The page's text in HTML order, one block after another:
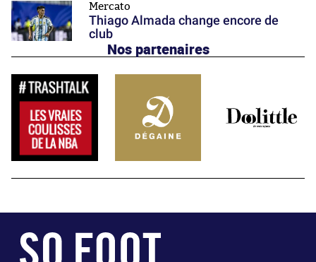
Mercato
Thiago Almada change encore de
club
Nos partenaires